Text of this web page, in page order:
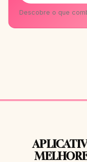
Descobre o que